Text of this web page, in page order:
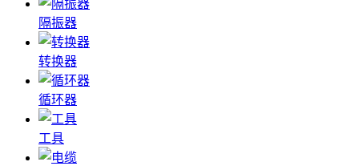
隔振器
转换器
循环器
工具